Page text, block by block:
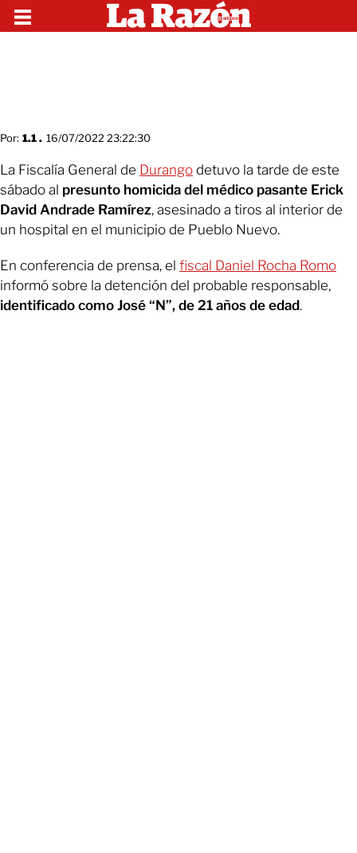
Por: 1.1 . 16/07/2022 23:22:30
La Fiscalía General de Durango detuvo la tarde de este
sábado al presunto homicida del médico pasante Erick
David Andrade Ramírez, asesinado a tiros al interior de
un hospital en el municipio de Pueblo Nuevo.
En conferencia de prensa, el fiscal Daniel Rocha Romo
informó sobre la detención del probable responsable,
identificado como José “N”, de 21 años de edad.